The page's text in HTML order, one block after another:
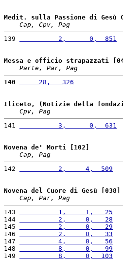
Medit. sulla Passione di Gesù
Cap, Cpv, Pag
139
          2,      0,  851
Messa e officio strapazzati
Parte, Par, Pag
140
     28,   326
Iliceto, (Notizie della
Cpv, Pag
141
          3,      0,  631
Novena de' Morti [102]
Cap, Pag
142
          2,     4,  509
Novena del Cuore di Gesù [038]
Cap, Par, Pag
143
          1,     1,   25
144
          2,     0,   28
145
          2,     0,   29
146
          2,     0,   33
147
          4,     0,   56
148
          8,     0,   99
149
          8,     0,  103